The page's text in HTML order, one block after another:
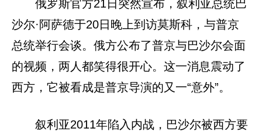
俄罗斯官方21日突然宣布，叙利亚总统巴
沙尔·阿萨德于20日晚上到访莫斯科，与普京
总统举行会谈。俄方公布了普京与巴沙尔会面
的视频，两人都笑得很开心。这一消息震动了
西方，它被看成是普京导演的又一“意外”。
叙利亚2011年陷入内战，巴沙尔被西方要